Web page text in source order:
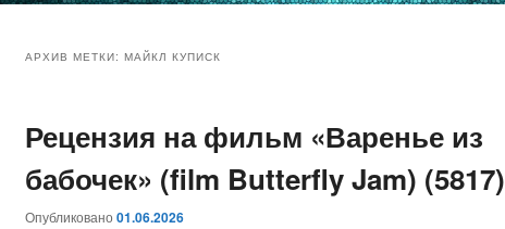
основному
содержимому
дополнительному
содержимому
АРХИВ МЕТКИ:МАЙКЛ КУПИСК
Рецензия на фильм «Варенье из
бабочек» (film Butterfly Jam) (5817)
Опубликовано01.06.2026